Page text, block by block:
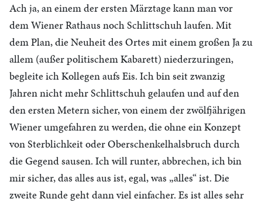
Ach ja, an einem der ersten Märztage kann man vor
dem Wiener Rathaus noch Schlittschuh laufen. Mit
dem Plan, die Neuheit des Ortes mit einem großen Ja zu
allem (außer politischem Kabarett) niederzuringen,
begleite ich Kollegen aufs Eis. Ich bin seit zwanzig
Jahren nicht mehr Schlittschuh gelaufen und auf den
den ersten Metern sicher, von einem der zwölfjährigen
Wiener umgefahren zu werden, die ohne ein Konzept
von Sterblichkeit oder Oberschenkelhalsbruch durch
die Gegend sausen. Ich will runter, abbrechen, ich bin
mir sicher, das alles aus ist, egal, was „alles“ ist. Die
zweite Runde geht dann viel einfacher. Es ist alles sehr